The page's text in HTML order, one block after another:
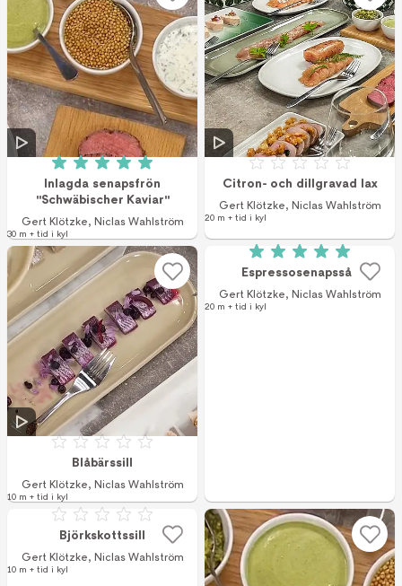
Betyg: 5 av 5 (1 röster)
Inlagda senapsfrön
"Schwäbischer Kaviar"
Gert Klötzke, Niclas Wahlström
30 m + tid i kyl
Betyg: 0 av 5
Citron- och dillgravad lax
Gert Klötzke, Niclas Wahlström
20 m + tid i kyl
Betyg: 0 av 5
Blåbärssill
Gert Klötzke, Niclas Wahlström
10 m + tid i kyl
Betyg: 5 av 5 (1
Espressosenapssås
Gert Klötzke, Niclas Wahlström
20 m + tid i kyl
Betyg: 0 av 5
Björkskottssill
Gert Klötzke, Niclas Wahlström
10 m + tid i kyl